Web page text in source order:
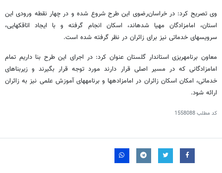
وی تصریح کرد: در خراسان‌رضوی این طرح شروع شده و در چهار نقطه ورودی این
استان، امامزادگان مهیا شده‎اند، اسکان انجام گرفته و با ایجاد اتاقک‎هایی،
سرویس‎های خدماتی نیز برای زائران در نظر گرفته شده است.
معاون برنامه‎ریزی استاندار گلستان عنوان کرد: در اجرای این طرح بنا داریم تمام
امامزادگانی که در مسیر اصلی قرار دارند مورد توجه قرار بگیرند و زیربناهای
خدماتی، امکان اسکان زائران در امامزاده‎ها و برنامه‎های آموزش علمی نیز به زائران
ارائه شود.
کد مطلب1558088